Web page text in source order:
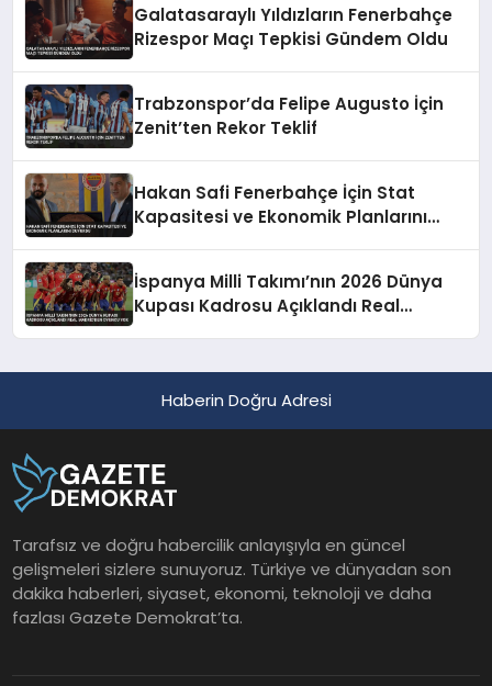
Galatasaraylı Yıldızların Fenerbahçe
Rizespor Maçı Tepkisi Gündem Oldu
Trabzonspor’da Felipe Augusto İçin
Zenit’ten Rekor Teklif
Hakan Safi Fenerbahçe İçin Stat
Kapasitesi ve Ekonomik Planlarını
İspanya Milli Takımı’nın 2026 Dünya
Kupası Kadrosu Açıklandı Real
Haberin Doğru Adresi
Tarafsız ve doğru habercilik anlayışıyla en güncel
gelişmeleri sizlere sunuyoruz. Türkiye ve dünyadan son
dakika haberleri, siyaset, ekonomi, teknoloji ve daha
fazlası Gazete Demokrat’ta.